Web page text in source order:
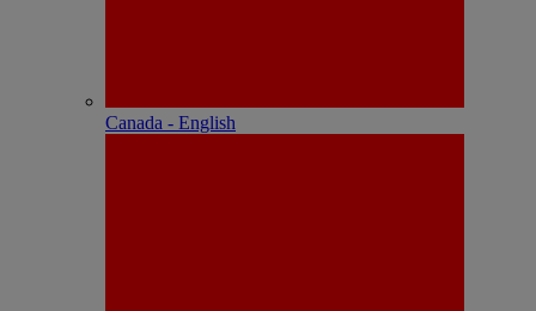
Canada - English